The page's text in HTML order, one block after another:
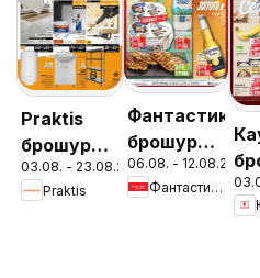
Praktis
брошура -
Неустоими
предложения
03.08. - 23.08.2026
Praktis
Фантастико
брошура
София
06.08. - 12.08.2026
Фантастико